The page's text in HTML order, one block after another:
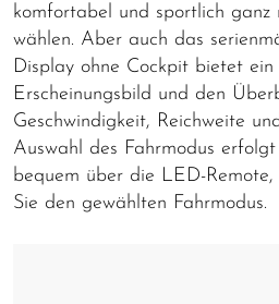
komfortabel und sportlich ganz
wählen. Aber auch das
Display ohne Cockpit bietet
Erscheinungsbild und den
Geschwindigkeit, Reichweite
Auswahl des Fahrmodus
bequem über die LED-
Sie den gewählten Fahrmodus.